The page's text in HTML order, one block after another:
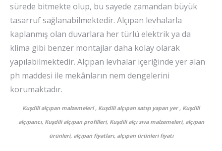
sürede bitmekte olup, bu sayede zamandan büyük
tasarruf sağlanabilmektedir. Alçıpan levhalarla
kaplanmış olan duvarlara her türlü elektrik ya da
klima gibi benzer montajlar daha kolay olarak
yapılabilmektedir. Alçıpan levhalar içeriğinde yer alan
ph maddesi ile mekânların nem dengelerini
korumaktadır.
Kuşdili alçıpan malzemeleri , Kuşdili alçıpan satışı yapan yer , Kuşdili
alçıpancı, Kuşdili alçıpan profilleri, Kuşdili alçı sıva malzemeleri, alçıpan
ürünleri, alçıpan fiyatları, alçıpan ürünleri fiyatı